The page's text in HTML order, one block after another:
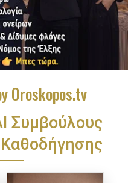
Oroskopos.tv
Συμβούλους